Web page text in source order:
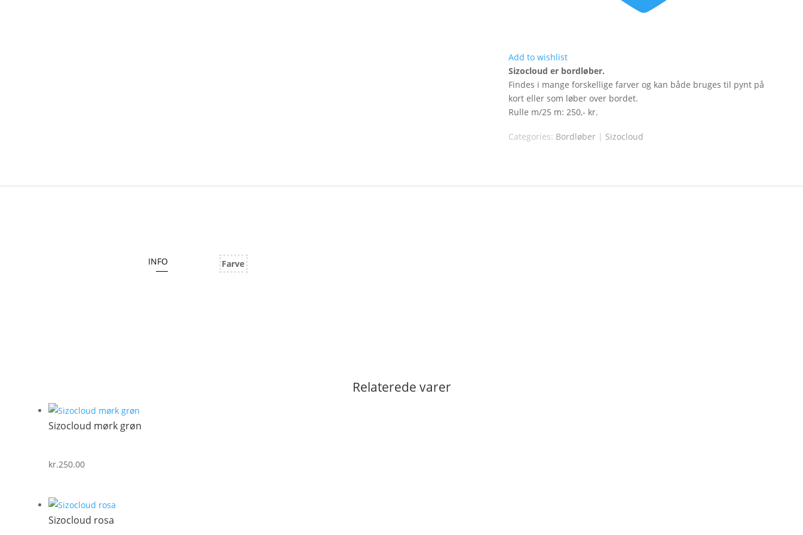
Add to wishlist
Sizocloud er bordløber.
Findes i mange forskellige farver og kan både bruges til pynt på
kort eller som løber over bordet.
Rulle m/25 m: 250,- kr.
Categories: Bordløber| Sizocloud
INFO Farve
Relaterede varer
Sizocloud mørk grøn
kr.250.00
Sizocloud rosa